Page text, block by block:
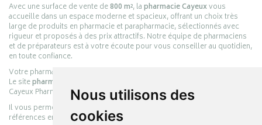
Nous utilisons des
cookies
Avec une surface de vente de800 m², lapharmacie Cayeuxvous
accueille dans un espace moderne et spacieux, offrant un choix très
large de produits en pharmacie et parapharmacie, sélectionnés avec
rigueur et proposés à des prix attractifs. Notre équipe de pharmaciens
et de préparateurs est à votre écoute pour vous conseiller au quotidien,
en toute confiance.
Votre pharmacie en ligne :
Le sitepharmacie-cayeux.fr
Cayeux Pharmabest Berck-sur-Mer – Rang-du-Fliers.
Il vous permet de réaliser vos achats en ligne parmi des milliers de
références en :